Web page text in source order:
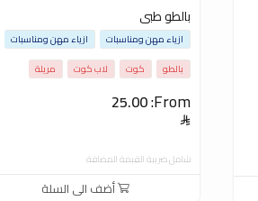
بالطو طبى
From:
25.00
ازياء مهن ومناسبات
ازياء مهن ومناسبات
بالطو
كوت لاب كوت مريلة
شامل ضريبة القيمة المضافة
أضف الى السلة